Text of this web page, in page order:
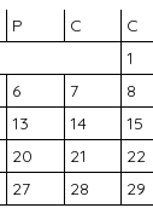
P C C
1
6 7 8
13 14 15
20 21 22
27 28 29